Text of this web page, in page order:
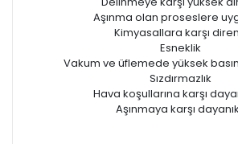
Aşınma olan proseslere
Kimyasallara karşı
Esneklik
Vakum ve üfIemede yüksek
Sızdırmazlık
Hava koşullarına karşı
Aşınmaya karşı